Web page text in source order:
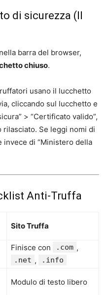
di sicurezza (Il
barra del browser,
chiuso.
usano il lucchetto
cliccando sul lucchetto e
> “Certificato valido”,
Se leggi nomi di
di “Ministero della
Anti-Truffa
Sito Truffa
Finisce con .com ,
.net , .info
Modulo di testo libero